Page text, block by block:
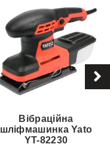
Вібраційна
шліфмашинка Yato
YT-82230